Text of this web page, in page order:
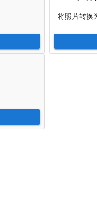
将照片转换